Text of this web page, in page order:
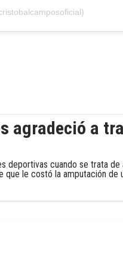
agradeció a
deportivas cuando se trata
le costó la amputación de